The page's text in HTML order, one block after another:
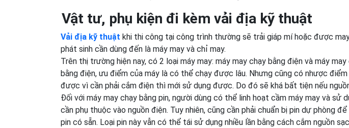
Vật tư, phụ kiện đi kèm vải địa kỹ thuật
Vải địa kỹ thuật khi thi công tại công trình thường sẽ trải giáp mí hoặc được
phát sinh cần dùng đến là máy may và chỉ may.
Trên thị trường hiện nay, có 2 loại máy may: máy may chạy bằng điện và máy
bằng điện, ưu điểm của máy là có thể chạy được lâu. Nhưng cũng có nhược
được vì cần phải cắm điện thì mới sử dụng được. Do đó sẽ khá bất tiện nếu
Đối với máy may chạy bằng pin, người dùng có thể linh hoạt cầm máy may và sử
cần phụ thuộc vào nguồn điện. Tuy nhiên, cũng cần phải chuẩn bị pin dự phòng
pin có sẵn. Loại pin này vẫn có thể tái sử dụng nhiều lần bằng cách cắm nguồn